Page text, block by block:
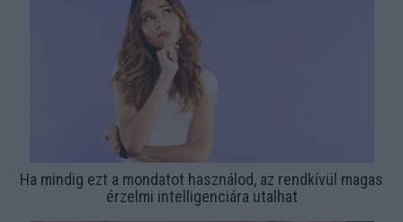
Ha mindig ezt a mondatot használod, az rendkívül magas
érzelmi intelligenciára utalhat